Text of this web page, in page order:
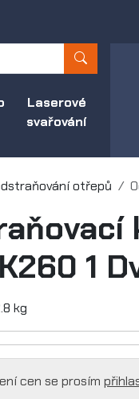
Laserové
svařování
otřepů
1
kg
cen se prosím